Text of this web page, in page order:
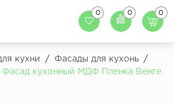
Назад
0 0 0
кухни / Фасады для кухонь
/
Фасад кухонный МДФ Пленка Венге